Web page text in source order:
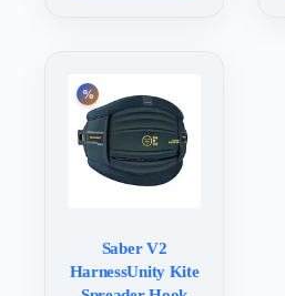
Optionen
können
auf
der
Produktseite
gewählt
Saber V2
HarnessUnity Kite